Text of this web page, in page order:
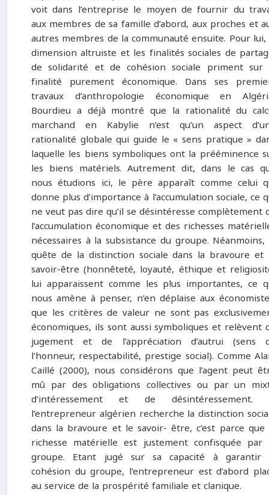
voit dans l’entreprise le moyen de fournir du
aux membres de sa famille d’abord, aux proches et
autres membres de la communauté ensuite. Pour lui,
dimension altruiste et les finalités sociales de
de solidarité et de cohésion sociale priment sur
finalité purement économique. Dans ses
travaux d’anthropologie économique en
Bourdieu a déjà montré que la rationalité du
marchand en Kabylie n’est qu’un aspect
rationalité globale qui guide le « sens pratique »
laquelle les biens symboliques ont la prééminence
les biens matériels. Autrement dit, dans le cas
nous étudions ici, le père apparaît comme celui
donne plus d’importance à l’accumulation sociale, ce
ne veut pas dire qu’il se désintéresse complètement
l’accumulation économique et des richesses
nécessaires à la subsistance du groupe. Néanmoins,
quête de la distinction sociale dans la bravoure et
savoir-être (honnêteté, loyauté, éthique et
lui apparaissent comme les plus importantes, ce
nous amène à penser, n’en déplaise aux
que les critères de valeur ne sont pas
économiques, ils sont aussi symboliques et relèvent
jugement et de l’appréciation d’autrui (sens
l’honneur, respectabilité, prestige social). Comme
Caillé (2000), nous considérons que l’agent peut
mû par des obligations collectives ou par un
d’intéressement et de désintéressement.
l’entrepreneur algérien recherche la distinction
dans la bravoure et le savoir- être, c’est parce que
richesse matérielle est justement confisquée par
groupe. Etant jugé sur sa capacité à garantir
cohésion du groupe, l’entrepreneur est d’abord
au service de la prospérité familiale et clanique.